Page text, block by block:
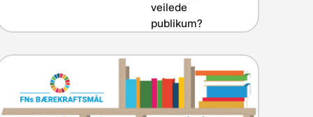
veilede
publikum?